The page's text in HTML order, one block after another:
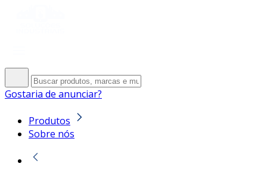
Gostaria de anunciar?
Produtos
Sobre nós